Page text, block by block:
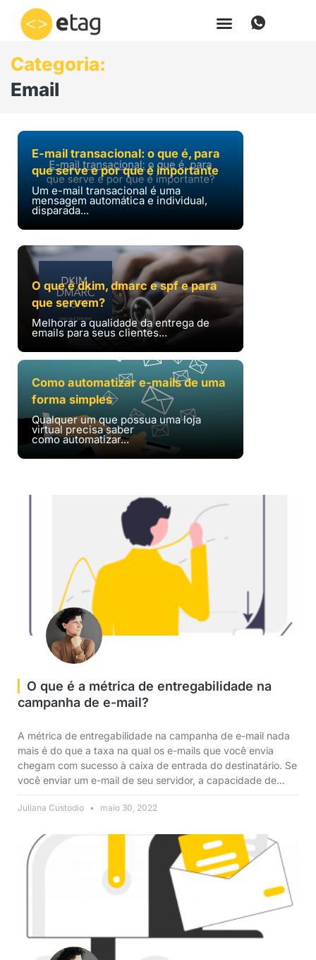
para
conteúdo
Categoria:
Email
E-mail transacional: o que é, para
que serve e por que é importante
Um e-mail transacional é uma
mensagem automática e individual,
disparada...
O que é dkim, dmarc e spf e para
que servem?
Melhorar a qualidade da entrega de
emails para seus clientes...
Como automatizar e-mails de uma
forma simples
Qualquer um que possua uma loja
virtual precisa saber
como automatizar...
O que é a métrica de entregabilidade na
campanha de e-mail?
A métrica de entregabilidade na campanha de e-mail nada
mais é do que a taxa na qual os e-mails que você envia
chegam com sucesso à caixa de entrada do destinatário. Se
você enviar um e-mail de seu servidor, a capacidade de
Juliana Custodio maio 30, 2022